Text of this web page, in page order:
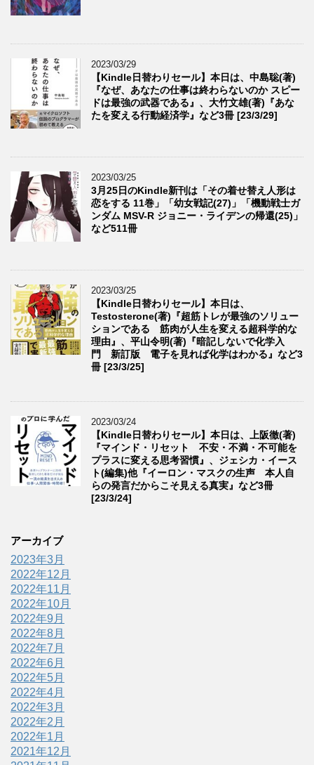
2023/03/29
【Kindle日替わりセール】本日は、中島聡(著)
『なぜ、あなたの仕事は終わらないのか スピー
ドは最強の武器である』、大竹文雄(著)『あな
たを変える行動経済学』など3冊 [23/3/29]
2023/03/25
3月25日のKindle新刊は「その着せ替え人形は
恋をする 11巻」「幼女戦記(27)」「機動戦士ガ
ンダム MSV-R ジョニー・ライデンの帰還(25)」
など511冊
2023/03/25
【Kindle日替わりセール】本日は、
Testosterone(著)『超筋トレが最強のソリュー
ションである 筋肉が人生を変える超科学的な
理由』、平山令明(著)『暗記しないで化学入
門 新訂版 電子を見れば化学はわかる』など3
冊 [23/3/25]
2023/03/24
【Kindle日替わりセール】本日は、上阪徹(著)
『マインド・リセット 不安・不満・不可能を
プラスに変える思考習慣』、ジェシカ・イース
ト(編集)他『イーロン・マスクの生声 本人自
らの発言だからこそ見える真実』など3冊
[23/3/24]
アーカイブ
2023年3月
2022年12月
2022年11月
2022年10月
2022年9月
2022年8月
2022年7月
2022年6月
2022年5月
2022年4月
2022年3月
2022年2月
2022年1月
2021年12月